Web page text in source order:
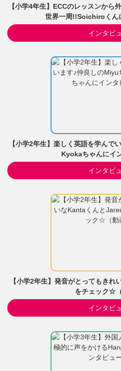
【小学4年生】ECCのレッスンから
世界一周!!Soichiroくん
インタビ
【小学2年生】楽しく英語を学んで
Kyokaちゃんにイ
インタビ
【小学2年生】発音がとってもき
をチェック☆（
インタビ